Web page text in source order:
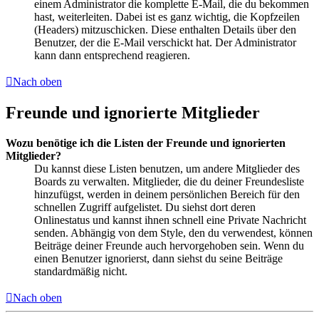
einem Administrator die komplette E-Mail, die du bekommen
hast, weiterleiten. Dabei ist es ganz wichtig, die Kopfzeilen
(Headers) mitzuschicken. Diese enthalten Details über den
Benutzer, der die E-Mail verschickt hat. Der Administrator
kann dann entsprechend reagieren.
Nach oben
Freunde und ignorierte Mitglieder
Wozu benötige ich die Listen der Freunde und ignorierten
Mitglieder?
Du kannst diese Listen benutzen, um andere Mitglieder des
Boards zu verwalten. Mitglieder, die du deiner Freundesliste
hinzufügst, werden in deinem persönlichen Bereich für den
schnellen Zugriff aufgelistet. Du siehst dort deren
Onlinestatus und kannst ihnen schnell eine Private Nachricht
senden. Abhängig von dem Style, den du verwendest, können
Beiträge deiner Freunde auch hervorgehoben sein. Wenn du
einen Benutzer ignorierst, dann siehst du seine Beiträge
standardmäßig nicht.
Nach oben